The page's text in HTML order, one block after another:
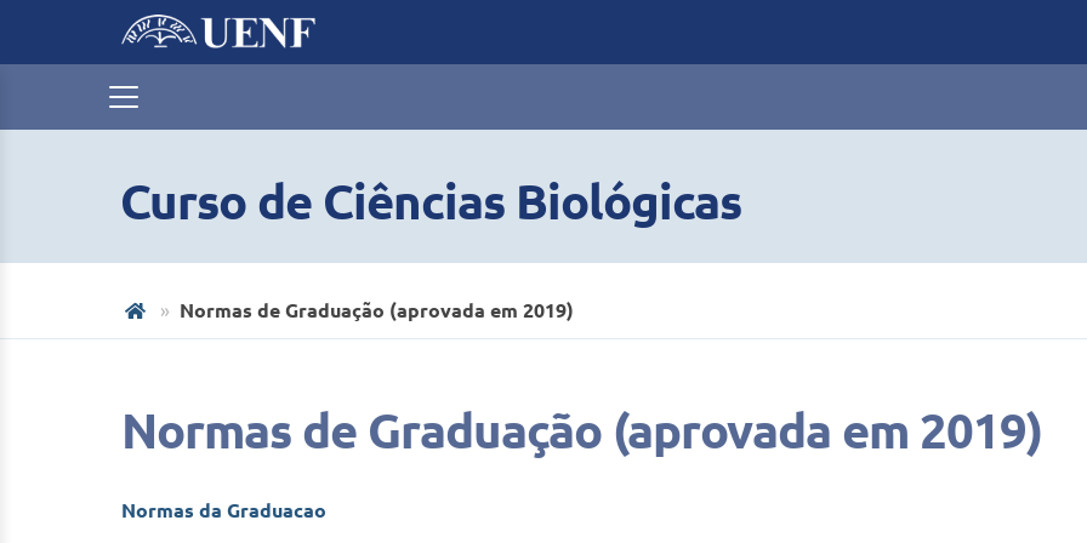
Curso de Ciências Biológicas
Normas de Graduação (aprovada em 2019)
Normas de Graduação (aprovada em 2019)
Normas da Graduacao